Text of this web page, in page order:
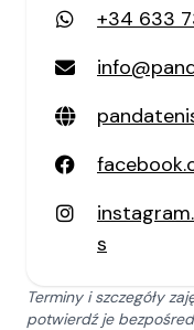
+34 633
s
Terminy i szczegóły
potwierdź je